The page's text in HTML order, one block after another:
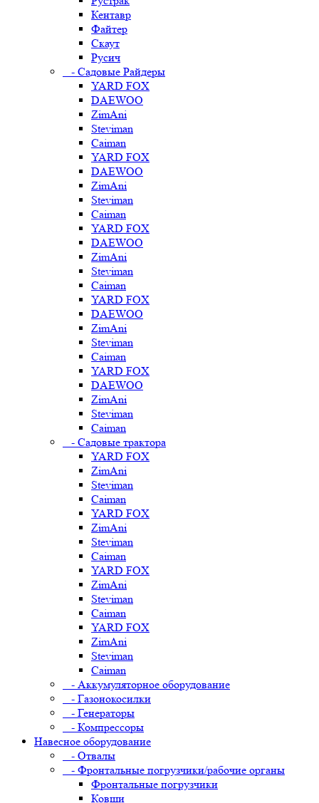
Кентавр
Файтер
Скаут
Русич
- Садовые Райдеры
YARD FOX
DAEWOO
ZimAni
Steviman
Caiman
YARD FOX
DAEWOO
ZimAni
Steviman
Caiman
YARD FOX
DAEWOO
ZimAni
Steviman
Caiman
YARD FOX
DAEWOO
ZimAni
Steviman
Caiman
YARD FOX
DAEWOO
ZimAni
Steviman
Caiman
- Садовые трактора
YARD FOX
ZimAni
Steviman
Caiman
YARD FOX
ZimAni
Steviman
Caiman
YARD FOX
ZimAni
Steviman
Caiman
YARD FOX
ZimAni
Steviman
Caiman
- Аккумуляторное оборудование
- Газонокосилки
- Генераторы
- Компрессоры
Навесное оборудование
- Отвалы
- Фронтальные погрузчики/рабочие органы
Фронтальные погрузчики
Ковши